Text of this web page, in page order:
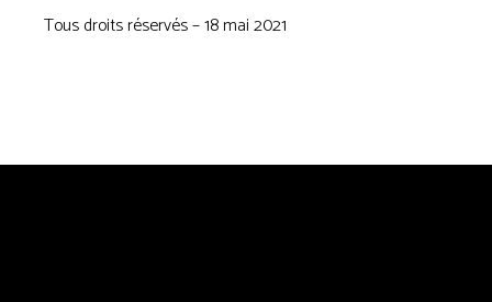
Tous droits réservés – 18 mai 2021